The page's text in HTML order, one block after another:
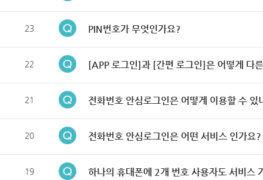
23 PIN번호가 무엇인가요?
22 [APP 로그인]과 [간편 로그인]은 어떻게 다
21 전화번호 안심로그인은 어떻게 이용할 수 있
20 전화번호 안심로그인은 어떤 서비스 인가요?
19 하나의 휴대폰에 2개 번호 사용자도 서비스